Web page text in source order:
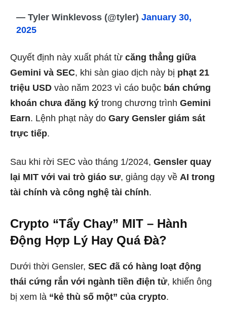
— Tyler Winklevoss (@tyler)January 30,
2025
Quyết định này xuất phát từ căng thẳng giữa
Gemini và SEC, khi sàn giao dịch này bị phạt 21
triệu USD vào năm 2023 vì cáo buộc bán chứng
khoán chưa đăng ký trong chương trình Gemini
Earn. Lệnh phạt này do Gary Gensler giám sát
trực tiếp.
Sau khi rời SEC vào tháng 1/2024, Gensler quay
lại MIT với vai trò giáo sư, giảng dạy về AI trong
tài chính và công nghệ tài chính.
Crypto “Tẩy Chay” MIT – Hành
Động Hợp Lý Hay Quá Đà?
Dưới thời Gensler, SEC đã có hàng loạt động
thái cứng rắn với ngành tiền điện tử, khiến ông
bị xem là “kẻ thù số một” của crypto.